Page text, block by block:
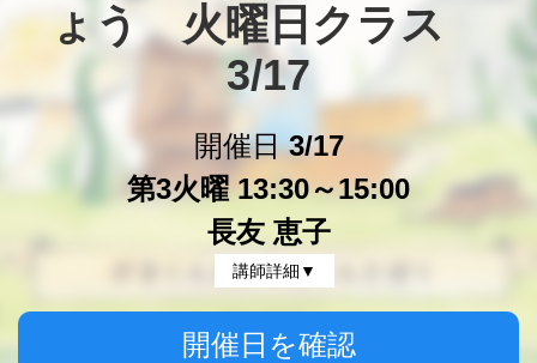
ょう　火曜日クラス
3/17
開催日3/17
第3火曜 13:30～15:00
長友 恵子
講師詳細▼
開催日を確認